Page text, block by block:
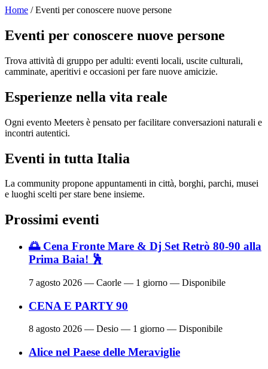
Home / Eventi per conoscere nuove persone
Eventi per conoscere nuove persone
Trova attività di gruppo per adulti: eventi locali, uscite culturali,
camminate, aperitivi e occasioni per fare nuove amicizie.
Esperienze nella vita reale
Ogni evento Meeters è pensato per facilitare conversazioni naturali e
incontri autentici.
Eventi in tutta Italia
La community propone appuntamenti in città, borghi, parchi, musei
e luoghi scelti per stare bene insieme.
Prossimi eventi
🌅 Cena Fronte Mare & Dj Set Retrò 80-90 alla
Prima Baia! 🕺
7 agosto 2026 — Caorle — 1 giorno — Disponibile
CENA E PARTY 90
8 agosto 2026 — Desio — 1 giorno — Disponibile
Alice nel Paese delle Meraviglie